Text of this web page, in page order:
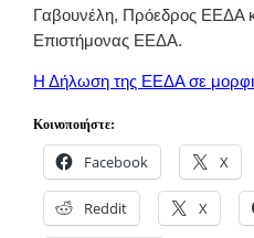
Γαβουνέλη, Πρόεδρος ΕΕΔΑ
Επιστήμονας ΕΕΔΑ.
Η Δήλωση της ΕΕΔΑ σε
Κοινοποιήστε:
Facebook X
Reddit X